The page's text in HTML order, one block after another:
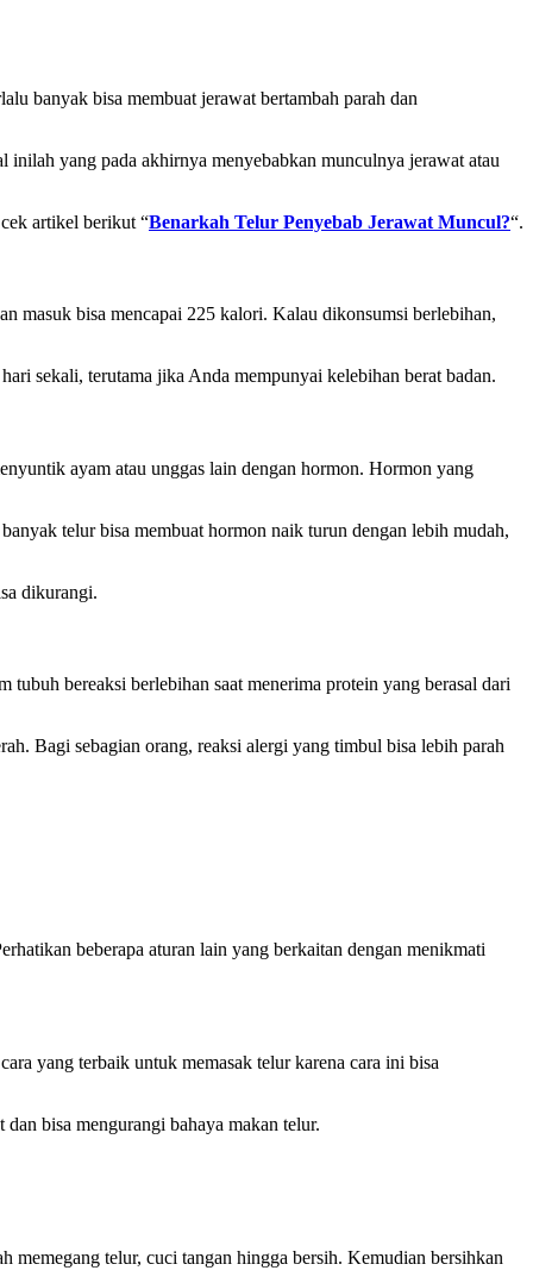
banyak bisa membuat jerawat bertambah parah dan
yang pada akhirnya menyebabkan munculnya jerawat atau
artikel berikut “Benarkah Telur Penyebab Jerawat Muncul?“.
masuk bisa mencapai 225 kalori. Kalau dikonsumsi berlebihan,
sekali, terutama jika Anda mempunyai kelebihan berat badan.
ayam atau unggas lain dengan hormon. Hormon yang
telur bisa membuat hormon naik turun dengan lebih mudah,
dikurangi.
bereaksi berlebihan saat menerima protein yang berasal dari
Bagi sebagian orang, reaksi alergi yang timbul bisa lebih parah
beberapa aturan lain yang berkaitan dengan menikmati
yang terbaik untuk memasak telur karena cara ini bisa
bisa mengurangi bahaya makan telur.
memegang telur, cuci tangan hingga bersih. Kemudian bersihkan